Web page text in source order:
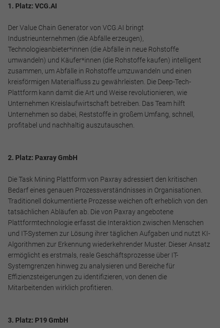
1. Platz: VCG.AI
Der Value Chain Generator von VCG.AI bringt
Industrieunternehmen (die Abfälle erzeugen),
Technologieanbieter*innen (die Abfälle in neue Rohstoffe
umwandeln) und Käufer*innen (die Rohstoffe kaufen) intelligent
zusammen, um Abfälle in Rohstoffe umzuwandeln und einen
kreisförmigen Materialfluss zu gewährleisten. Die Deep-Tech-
Plattform kann damit die Art und Weise revolutionieren, wie
Unternehmen Kreislaufwirtschaft betreiben. Das Team hilft
Unternehmen so dabei, Reststoffe in großem Umfang, schnell,
profitabel und nachhaltig auszutauschen.
2. Platz: Paxray GmbH
Die Task Mining Plattform von Paxray adressiert den kritischen
Bedarf eines genauen Prozessverständnisses in Organisationen.
Traditionell dokumentierte Prozesse weichen oft erheblich von den
tatsächlichen Abläufen ab. Die von Paxray angebotene
Plattformtechnologie erfasst die Interaktion zwischen Menschen
und IT-Systemen zur Lösung ihrer täglichen Aufgaben und nutzt KI-
Algorithmen zur Erkennung wiederkehrender Muster. Dieser Ansatz
ermöglicht es erstmals, reale Geschäftsprozesse über IT-
Systemgrenzen hinweg zu analysieren und Bereiche für
Effizienzsteigerungen zu identifizieren, von denen die
Mitarbeitenden wirklich profitieren.
3. Platz: P19 GmbH